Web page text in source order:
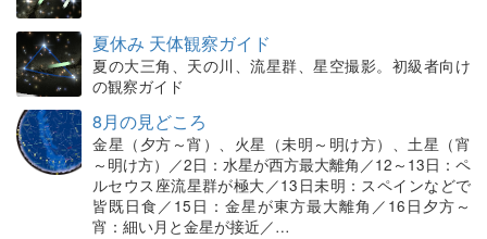
夏休み 天体観察ガイド
夏の大三角、天の川、流星群、星空撮影。初級者向け
の観察ガイド
8月の見どころ
金星（夕方～宵）、火星（未明～明け方）、土星（宵
～明け方）／2日：水星が西方最大離角／12～13日：ペ
ルセウス座流星群が極大／13日未明：スペインなどで
皆既日食／15日：金星が東方最大離角／16日夕方～
宵：細い月と金星が接近／…